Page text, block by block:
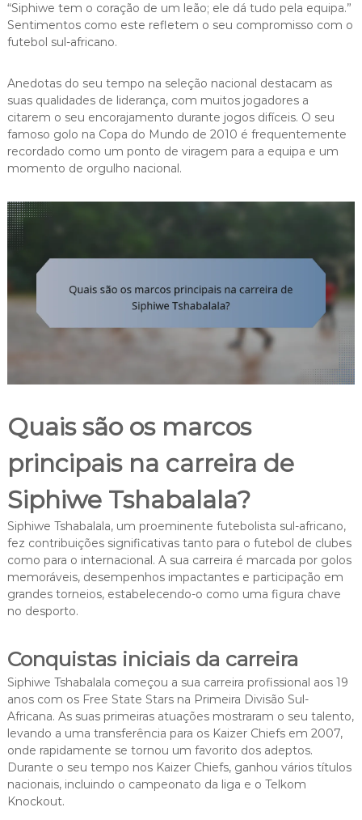
“Siphiwe tem o coração de um leão; ele dá tudo pela equipa.”
Sentimentos como este refletem o seu compromisso com o
futebol sul-africano.
Anedotas do seu tempo na seleção nacional destacam as
suas qualidades de liderança, com muitos jogadores a
citarem o seu encorajamento durante jogos difíceis. O seu
famoso golo na Copa do Mundo de 2010 é frequentemente
recordado como um ponto de viragem para a equipa e um
momento de orgulho nacional.
Quais são os marcos
principais na carreira de
Siphiwe Tshabalala?
Siphiwe Tshabalala, um proeminente futebolista sul-africano,
fez contribuições significativas tanto para o futebol de clubes
como para o internacional. A sua carreira é marcada por golos
memoráveis, desempenhos impactantes e participação em
grandes torneios, estabelecendo-o como uma figura chave
no desporto.
Conquistas iniciais da carreira
Siphiwe Tshabalala começou a sua carreira profissional aos 19
anos com os Free State Stars na Primeira Divisão Sul-
Africana. As suas primeiras atuações mostraram o seu talento,
levando a uma transferência para os Kaizer Chiefs em 2007,
onde rapidamente se tornou um favorito dos adeptos.
Durante o seu tempo nos Kaizer Chiefs, ganhou vários títulos
nacionais, incluindo o campeonato da liga e o Telkom
Knockout.